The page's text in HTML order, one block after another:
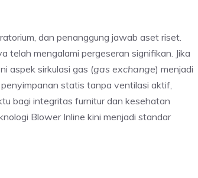
dan penanggung jawab aset riset.
mengalami pergeseran signifikan. Jika
aspek sirkulasi gas (gas exchange) menjadi
statis tanpa ventilasi aktif,
bagi integritas furnitur dan kesehatan
Blower Inline kini menjadi standar